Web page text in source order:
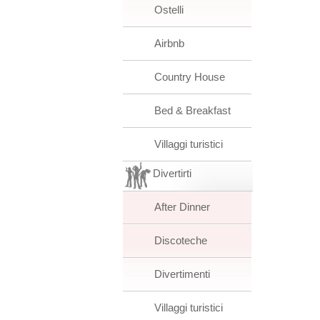
Ostelli
Airbnb
Country House
Bed & Breakfast
Villaggi turistici
Divertirti
After Dinner
Discoteche
Divertimenti
Villaggi turistici